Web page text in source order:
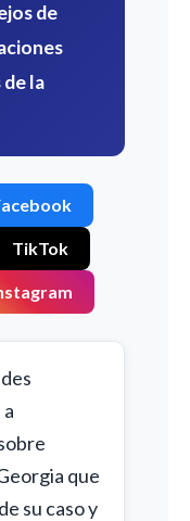
de
la
TikTok
que
su caso y